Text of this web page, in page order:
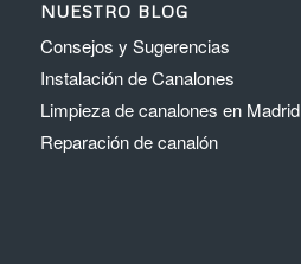
NUESTRO BLOG
Consejos y Sugerencias
Instalación de Canalones
Limpieza de canalones en Madrid
Reparación de canalón